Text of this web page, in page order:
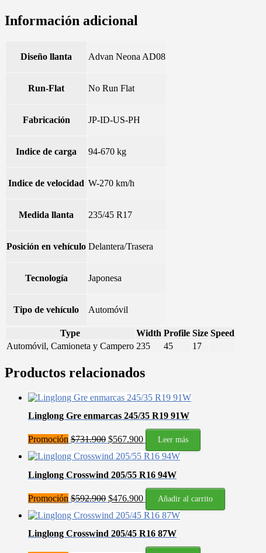
Información adicional
Diseño llanta Advan Neona AD08
Run-Flat No Run Flat
Fabricación JP-ID-US-PH
Indice de carga 94-670 kg
Indice de velocidad W-270 km/h
Medida llanta 235/45 R17
Posición en vehículo Delantera/Trasera
Tecnología Japonesa
Tipo de vehículo Automóvil
Type Width Profile Size Speed
Automóvil, Camioneta y Campero 235 45 17
Productos relacionados
Linglong Gre enmarcas 245/35 R19 91W
Promoción $731.900
El
precio
original
$731.900.
$567.900
El
precio
actual
$567.900.
Leer más
Linglong Crosswind 205/55 R16 94W
Promoción $592.900
El
precio
original
$592.900.
$476.900
El
precio
actual
$476.900.
Añadir al carrito
Linglong Crosswind 205/45 R16 87W